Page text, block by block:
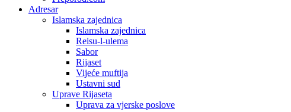
Adresar
Islamska zajednica
Islamska zajednica
Reisu-l-ulema
Sabor
Rijaset
Vijeće muftija
Ustavni sud
Uprave Rijaseta
Uprava za vjerske poslove